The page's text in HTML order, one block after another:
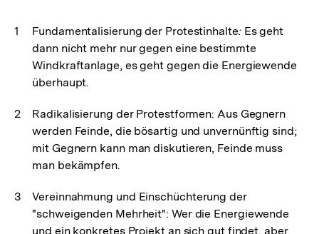
Fundamentalisierung der Protestinhalte:Es geht
dann nicht mehr nur gegen eine bestimmte
Windkraftanlage, es geht gegen die Energiewende
überhaupt.
Radikalisierung der Protestformen: Aus Gegnern
werden Feinde, die bösartig und unvernünftig sind;
mit Gegnern kann man diskutieren, Feinde muss
man bekämpfen.
Vereinnahmung und Einschüchterung der
"schweigenden Mehrheit": Wer die Energiewende
und ein konkretes Projekt an sich gut findet, aber